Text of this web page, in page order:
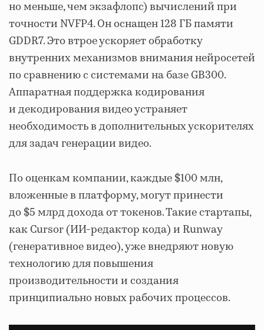
но меньше, чем экзафлопс) вычислений при
точности NVFP4. Он оснащен 128 ГБ памяти
GDDR7. Это втрое ускоряет обработку
внутренних механизмов внимания нейросетей
по сравнению с системами на базе GB300.
Аппаратная поддержка кодирования
и декодирования видео устраняет
необходимость в дополнительных ускорителях
для задач генерации видео.
По оценкам компании, каждые $100 млн,
вложенные в платформу, могут принести
до $5 млрд дохода от токенов. Такие стартапы,
как Cursor (ИИ-редактор кода) и Runway
(генеративное видео), уже внедряют новую
технологию для повышения
производительности и создания
принципиально новых рабочих процессов.